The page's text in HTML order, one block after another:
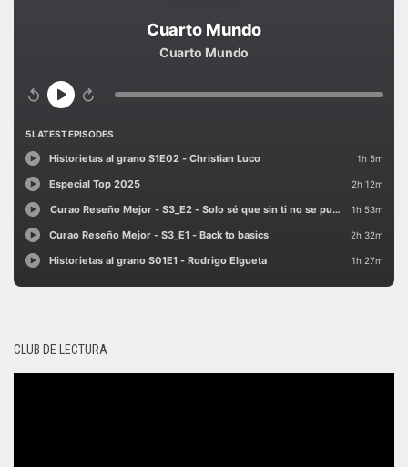
CLUB DE LECTURA